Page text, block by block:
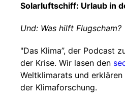
Solarluftschiff: Urlaub in
Und: Was hilft Flugscham?
"Das Klima”, der Podcast
der Krise. Wir lasen den
Weltklimarats und
der Klimaforschung.